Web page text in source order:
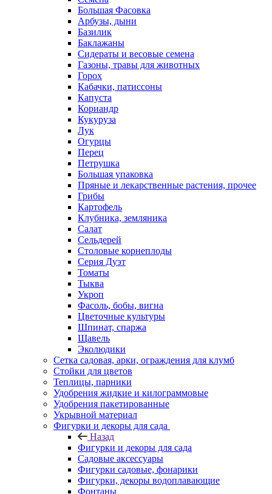
Большая Фасовка
Арбузы, дыни
Базилик
Баклажаны
Сидераты и весовые семена
Газоны, травы для животных
Горох
Кабачки, патиссоны
Капуста
Кориандр
Кукуруза
Лук
Огурцы
Перец
Петрушка
Большая упаковка
Пряные и лекарственные растения, прочее
Грибы
Картофель
Клубника, земляника
Салат
Сельдерей
Столовые корнеплоды
Серия Дуэт
Томаты
Тыква
Укроп
Фасоль, бобы, вигна
Цветочные культуры
Шпинат, спаржа
Щавель
Эколюдики
Сетка садовая, арки, ограждения для клумб
Стойки для цветов
Теплицы, парники
Удобрения жидкие и килограммовые
Удобрения пакетированные
Укрывной материал
Фигурки и декоры для сада
Назад
Фигурки и декоры для сада
Садовые аксессуары
Фигурки садовые, фонарики
Фигурки, декоры водоплавающие
Фонтаны